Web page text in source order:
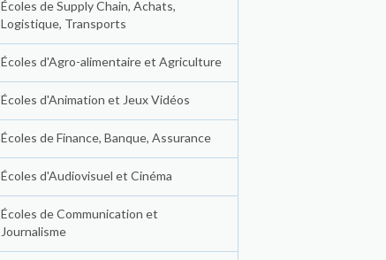
Écoles de Supply Chain, Achats,
Logistique, Transports
Écoles d'Agro-alimentaire et Agriculture
Écoles d'Animation et Jeux Vidéos
Écoles de Finance, Banque, Assurance
Écoles d'Audiovisuel et Cinéma
Écoles de Communication et
Journalisme